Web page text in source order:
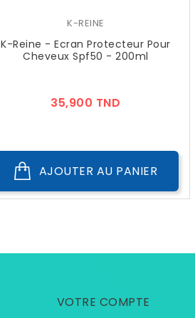
K-REINE
K-Reine - Ecran Protecteur Pour
Cheveux Spf50 - 200ml
35,900 TND
AJOUTER AU PANIER
VOTRE COMPTE